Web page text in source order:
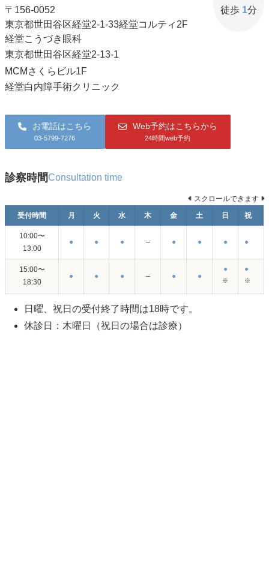
〒156-0052
東京都世田谷区経堂2-1-33経堂コルティ2F
経堂こうづき眼科
東京都世田谷区経堂2-13-1
MCMさくらビル1F
経堂白内障手術クリニック
徒歩 1分
お電話はこちら
03-5799-7276
Web予約はこちらから
24時間web予約
診察時間Consultation time
スクロールできます
受付時間
月 火 水 木 金 土 日 祝
10:00〜
13:00
● ● ● – ● ● ● ●
15:00〜
18:30
● ● ● – ● ●
●
※
●
※
日曜、祝日の受付終了時間は18時です。
休診日：木曜日（祝日の場合は診療）